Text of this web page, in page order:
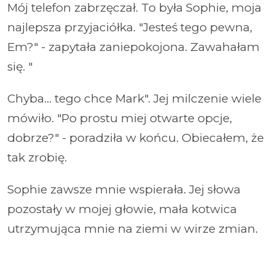
Mój telefon zabrzęczał. To była Sophie, moja
najlepsza przyjaciółka. "Jesteś tego pewna,
Em?" - zapytała zaniepokojona. Zawahałam
się. "
Chyba... tego chce Mark". Jej milczenie wiele
mówiło. "Po prostu miej otwarte opcje,
dobrze?" - poradziła w końcu. Obiecałem, że
tak zrobię.
Sophie zawsze mnie wspierała. Jej słowa
pozostały w mojej głowie, mała kotwica
utrzymująca mnie na ziemi w wirze zmian.